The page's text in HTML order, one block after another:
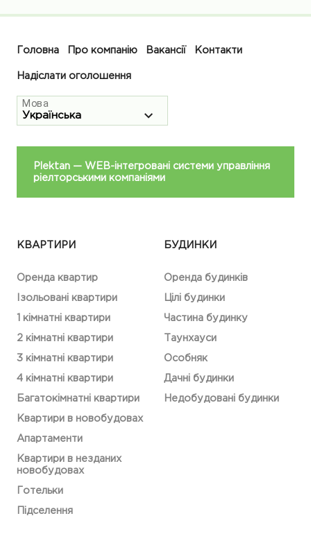
Головна Про компанію Вакансії Контакти
Надіслати оголошення
Мова
Plektan — WEB-інтегровані системи управління
ріелторськими компаніями
КВАРТИРИ
Оренда квартир
Ізольовані квартири
1 кімнатні квартири
2 кімнатні квартири
3 кімнатні квартири
4 кімнатні квартири
Багатокімнатні квартири
Квартири в новобудовах
Апартаменти
Квартири в незданих
новобудовах
Готельки
Підселення
БУДИНКИ
Оренда будинків
Цілі будинки
Частина будинку
Таунхауси
Особняк
Дачні будинки
Недобудовані будинки